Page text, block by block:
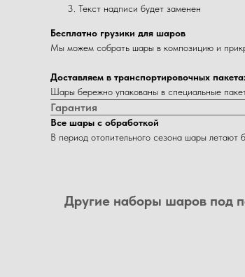
Текст надписи будет заменен
Бесплатно грузики для шаров
Мы можем собрать шары в композицию и
Доставляем в транспортировочных
Шары бережно упакованы в специальные
Гарантия
Все шары с обработкой
В период отопительного сезона шары летают
Другие наборы шаров под